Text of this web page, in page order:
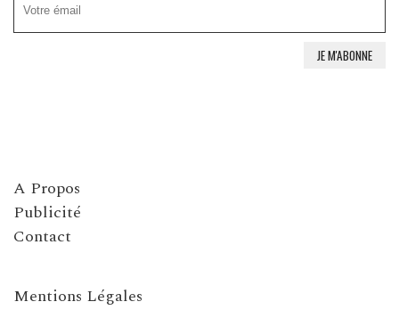
A Propos
Publicité
Contact
Mentions Légales